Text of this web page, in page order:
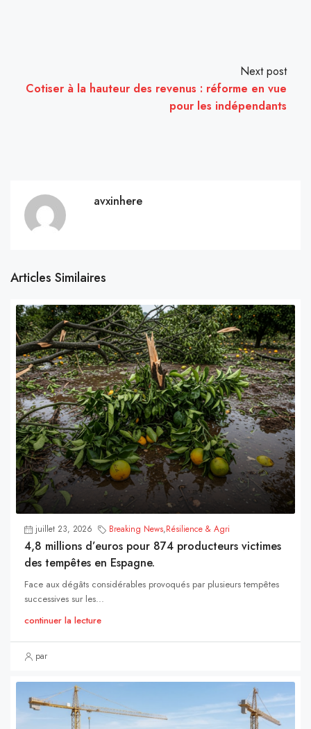
Next post
Cotiser à la hauteur des revenus : réforme en vue
pour les indépendants
avxinhere
Articles Similaires
juillet 23, 2026 Breaking News,Résilience & Agri
4,8 millions d’euros pour 874 producteurs victimes
des tempêtes en Espagne.
Face aux dégâts considérables provoqués par plusieurs tempêtes
successives sur les...
continuer la lecture
par